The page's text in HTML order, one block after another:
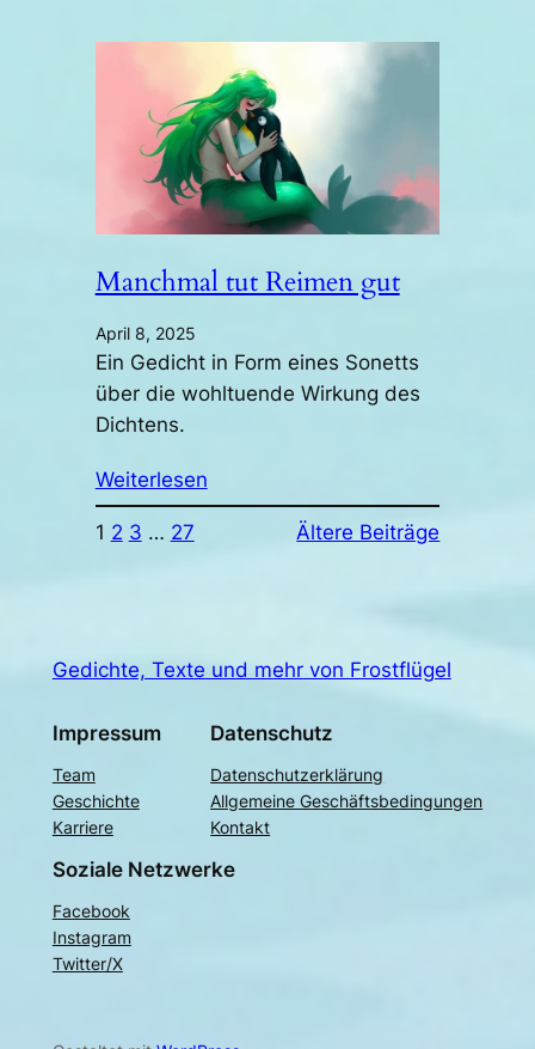
Manchmal tut Reimen gut
April 8, 2025
Ein Gedicht in Form eines Sonetts
über die wohltuende Wirkung des
Dichtens.
Weiterlesen
1 2 3 … 27 Ältere Beiträge
Gedichte, Texte und mehr von Frostflügel
Impressum
Team
Geschichte
Karriere
Datenschutz
Datenschutzerklärung
Allgemeine Geschäftsbedingungen
Kontakt
Soziale Netzwerke
Facebook
Instagram
Twitter/X